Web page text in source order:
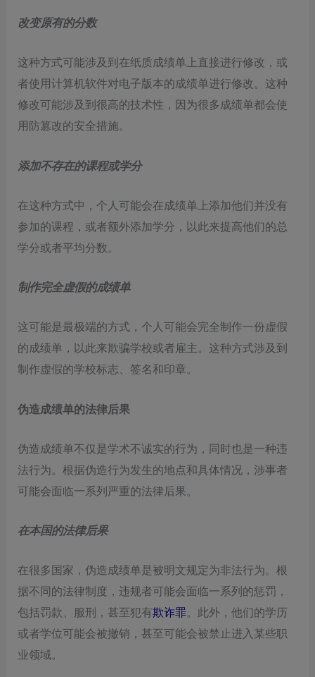
改变原有的分数
这种方式可能涉及到在纸质成绩单上直接进行修改，或
者使用计算机软件对电子版本的成绩单进行修改。这种
修改可能涉及到很高的技术性，因为很多成绩单都会使
用防篡改的安全措施。
添加不存在的课程或学分
在这种方式中，个人可能会在成绩单上添加他们并没有
参加的课程，或者额外添加学分，以此来提高他们的总
学分或者平均分数。
制作完全虚假的成绩单
这可能是最极端的方式，个人可能会完全制作一份虚假
的成绩单，以此来欺骗学校或者雇主。这种方式涉及到
制作虚假的学校标志、签名和印章。
伪造成绩单的法律后果
伪造成绩单不仅是学术不诚实的行为，同时也是一种违
法行为。根据伪造行为发生的地点和具体情况，涉事者
可能会面临一系列严重的法律后果。
在本国的法律后果
在很多国家，伪造成绩单是被明文规定为非法行为。根
据不同的法律制度，违规者可能会面临一系列的惩罚，
包括罚款、服刑，甚至犯有欺诈罪。此外，他们的学历
或者学位可能会被撤销，甚至可能会被禁止进入某些职
业领域。